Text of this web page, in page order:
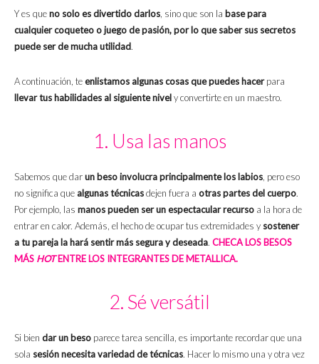
Y es queno solo es divertido darlos, sino que son la base para
cualquier coqueteo o juego de pasión, por lo que saber sus secretos
puede ser de mucha utilidad.
A continuación, teenlistamos algunas cosas que puedes hacerpara
llevar tus habilidades al siguiente nively convertirte en un maestro.
1. Usa las manos
Sabemos que darun beso involucra principalmente los labios, pero eso
no significa que algunas técnicasdejen fuera a otras partes del cuerpo.
Por ejemplo, las manos pueden ser un espectacular recurso a la hora de
entrar en calor. Además, el hecho de ocupar tus extremidades y sostener
a tu pareja la hará sentir más segura y deseada. CHECA LOS BESOS
MÁS HOTENTRE LOS INTEGRANTES DE METALLICA.
2. Sé versátil
Si bien dar un beso parece tarea sencilla, es importante recordar que una
sola sesión necesita variedad de técnicas. Hacer lo mismo una y otra vez